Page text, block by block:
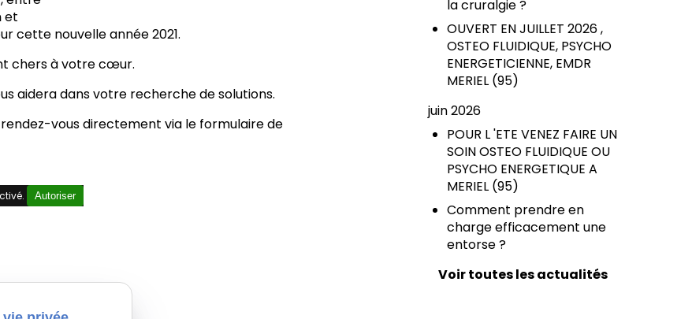
et
cette nouvelle année 2021.
chers à votre cœur.
aidera dans votre recherche de solutions.
vous directement via le formulaire de
Autoriser
la cruralgie ?
OUVERT EN JUILLET 2026 ,
OSTEO FLUIDIQUE, PSYCHO
ENERGETICIENNE, EMDR
MERIEL (95)
juin 2026
POUR L 'ETE VENEZ FAIRE UN
SOIN OSTEO FLUIDIQUE OU
PSYCHO ENERGETIQUE A
MERIEL (95)
Comment prendre en
charge efficacement une
entorse ?
Voir toutes les actualités